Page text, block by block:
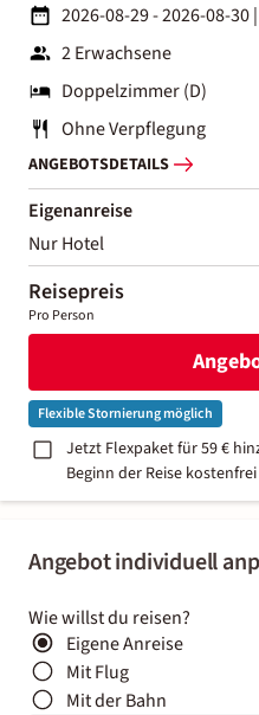
Angebot individuell
Wie willst du reisen?
Eigene Anreise
Mit Flug
Mit der Bahn
2026-08-29 - 2026-08-30|
2 Erwachsene
Doppelzimmer (D)
Ohne Verpflegung
ANGEBOTSDETAILS
Eigenanreise
Nur Hotel
Reisepreis
Pro Person
Flexible Stornierung möglich
Jetzt Flexpaket für 59 €
Beginn der Reise